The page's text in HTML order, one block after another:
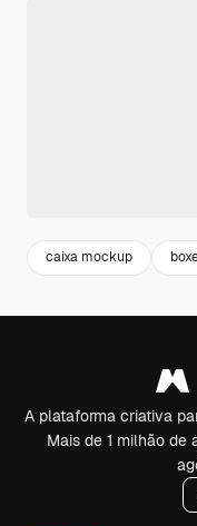
caixa mockup
A plataforma criativa
Mais de 1 milhão de